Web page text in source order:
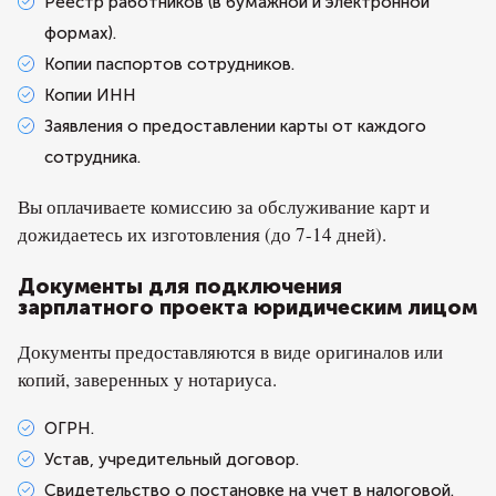
формах).
Копии паспортов сотрудников.
Копии ИНН
Заявления о предоставлении карты от каждого
сотрудника.
Вы оплачиваете комиссию за обслуживание карт и
дожидаетесь их изготовления (до 7-14 дней).
Документы для подключения
зарплатного проекта юридическим лицом
Документы предоставляются в виде оригиналов или
копий, заверенных у нотариуса.
ОГРН.
Устав, учредительный договор.
Свидетельство о постановке на учет в налоговой.